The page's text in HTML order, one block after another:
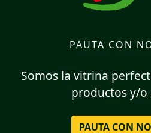
PAUTA CON
Somos la vitrina
productos y/o
PAUTA CON